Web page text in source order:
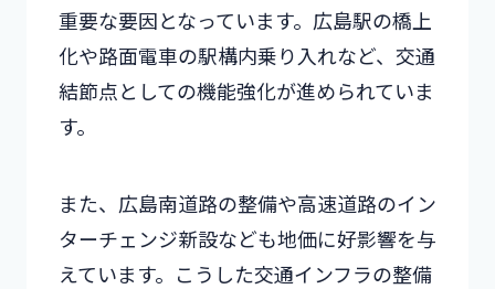
重要な要因となっています。広島駅の橋上
化や路面電車の駅構内乗り入れなど、交通
結節点としての機能強化が進められていま
す。
また、広島南道路の整備や高速道路のイン
ターチェンジ新設なども地価に好影響を与
えています。こうした交通インフラの整備